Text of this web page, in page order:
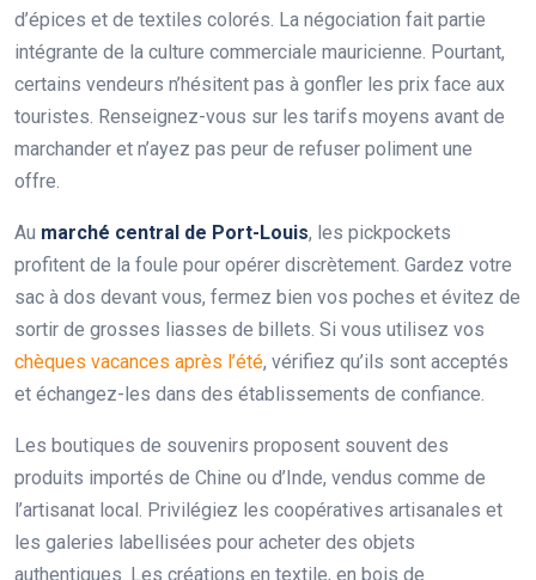
d’épices et de textiles colorés. La négociation fait partie
intégrante de la culture commerciale mauricienne. Pourtant,
certains vendeurs n’hésitent pas à gonfler les prix face aux
touristes. Renseignez-vous sur les tarifs moyens avant de
marchander et n’ayez pas peur de refuser poliment une
offre.
Au marché central de Port-Louis, les pickpockets
profitent de la foule pour opérer discrètement. Gardez votre
sac à dos devant vous, fermez bien vos poches et évitez de
sortir de grosses liasses de billets. Si vous utilisez vos
chèques vacances après l’été, vérifiez qu’ils sont acceptés
et échangez-les dans des établissements de confiance.
Les boutiques de souvenirs proposent souvent des
produits importés de Chine ou d’Inde, vendus comme de
l’artisanat local. Privilégiez les coopératives artisanales et
les galeries labellisées pour acheter des objets
authentiques. Les créations en textile, en bois de